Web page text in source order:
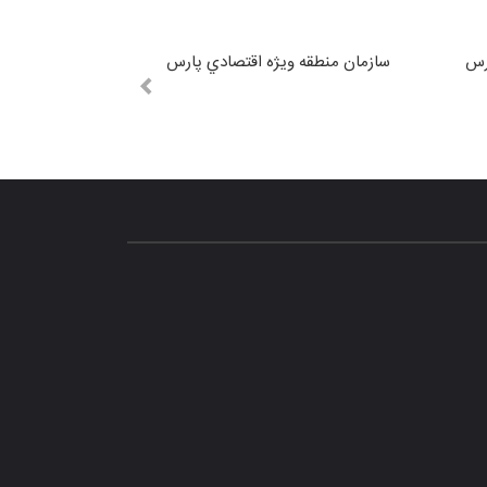
سازمان منطقه ويژه اقتصادي پارس